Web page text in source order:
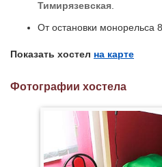
Тимирязевская.
От остановки монорельса
Показать хостел на карте
Фотографии хостела